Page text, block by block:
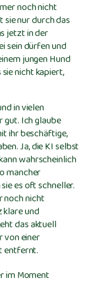
noch nicht
nur durch das
jetzt in der
sein dürfen und
jungen Hund
nicht kapiert,
in vielen
gut. Ich glaube
ihr beschäftige,
Ja, die KI selbst
wahrscheinlich
mancher
es oft schneller.
noch nicht
klare und
das aktuell
von einer
entfernt.
im Moment